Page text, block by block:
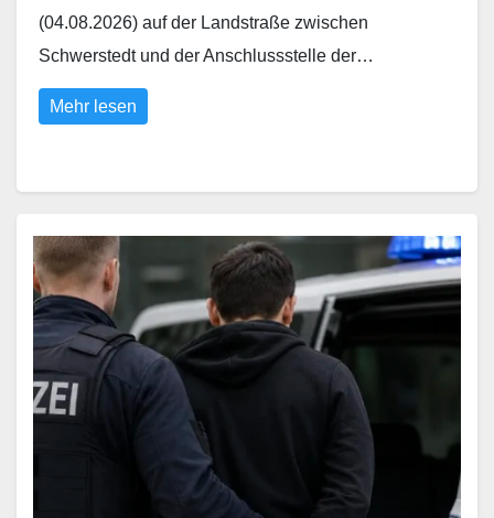
(04.08.2026) auf der Landstraße zwischen
Schwerstedt und der Anschlussstelle der…
Mehr lesen